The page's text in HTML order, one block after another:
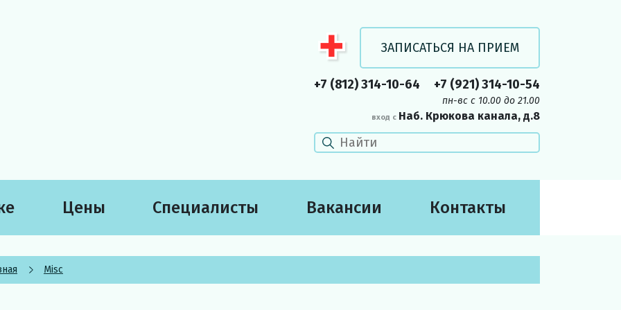
ЗАПИСАТЬСЯ НА ПРИЕМ
+7 (812) 314-10-64 +7 (921) 314-10-54
пн-вс c 10.00 до 21.00
вход с Наб. Крюкова канала, д.8
Цены Специалисты Вакансии Контакты
Misc